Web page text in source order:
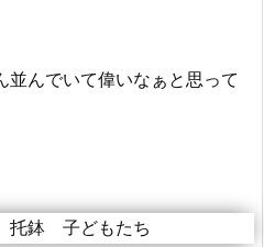
並んでいて偉いなぁと思って